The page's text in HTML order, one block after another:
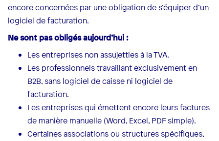
encore concernées par une obligation de s’équiper d’un
logiciel de facturation.
Ne sont pas obligés aujourd’hui :
Les entreprises non assujetties à la TVA.
Les professionnels travaillant exclusivement en
B2B, sans logiciel de caisse ni logiciel de
facturation.
Les entreprises qui émettent encore leurs factures
de manière manuelle (Word, Excel, PDF simple).
Certaines associations ou structures spécifiques,